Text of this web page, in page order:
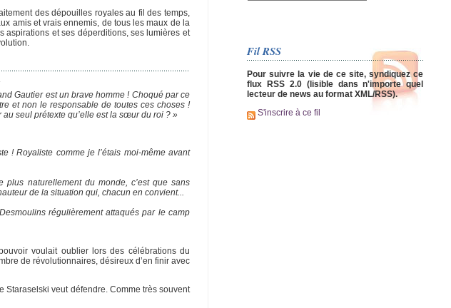
des dépouilles royales au fil des temps,
amis et vrais ennemis, de tous les maux de la
aspirations et ses déperditions, ses lumières et
Gautier est un brave homme ! Choqué par ce
et non le responsable de toutes ces choses !
seul prétexte qu’elle est la sœur du roi ? »
! Royaliste comme je l’étais moi-même avant
naturellement du monde, c’est que sans
de la situation qui, chacun en convient...
régulièrement attaqués par le camp
voulait oublier lors des célébrations du
de révolutionnaires, désireux d’en finir avec
Staraselski veut défendre. Comme très souvent
Fil RSS
Pour suivre la vie de ce site, syndiquez ce
flux RSS 2.0 (lisible dans n'importe quel
lecteur de news au format XML/RSS).
S'inscrire à ce fil